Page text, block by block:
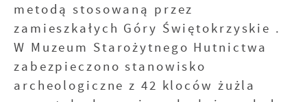
metodą stosowaną przez
zamieszkałych Góry Świętokrzyskie .
W Muzeum Starożytnego Hutnictwa
zabezpieczono stanowisko
archeologiczne z 42 kloców żużla